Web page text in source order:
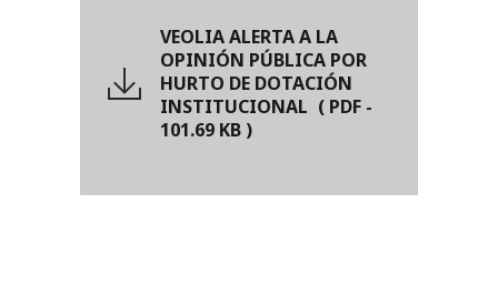
VEOLIA ALERTA A LA
OPINIÓN PÚBLICA POR
HURTO DE DOTACIÓN
INSTITUCIONAL ( PDF -
101.69 KB )